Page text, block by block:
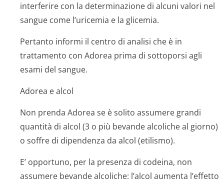
interferire con la determinazione di alcuni valori nel
sangue come l’uricemia e la glicemia.
Pertanto informi il centro di analisi che è in
trattamento con Adorea prima di sottoporsi agli
esami del sangue.
Adorea e alcol
Non prenda Adorea se è solito assumere grandi
quantità di alcol (3 o più bevande alcoliche al giorno)
o soffre di dipendenza da alcol (etilismo).
E’ opportuno, per la presenza di codeina, non
assumere bevande alcoliche: l’alcol aumenta l’effetto